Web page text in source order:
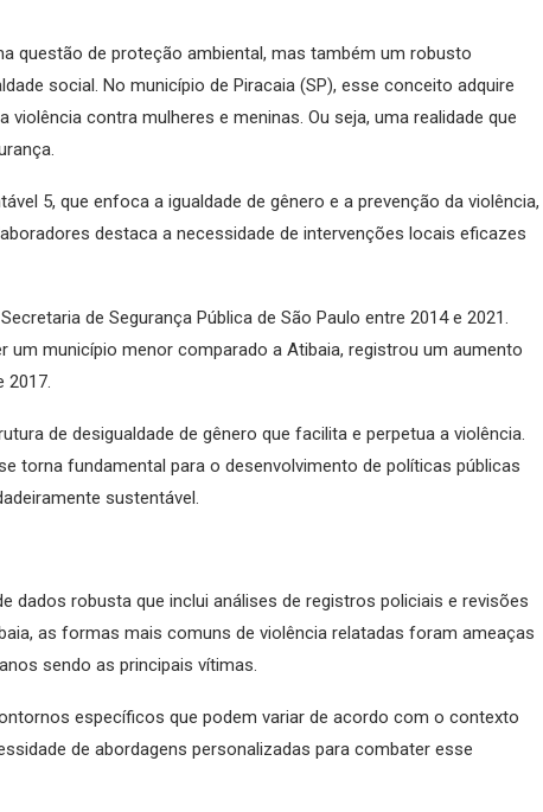
questão de proteção ambiental, mas também um robusto
social. No município de Piracaia (SP), esse conceito adquire
contra mulheres e meninas. Ou seja, uma realidade que
5, que enfoca a igualdade de gênero e a prevenção da violência,
destaca a necessidade de intervenções locais eficazes
de Segurança Pública de São Paulo entre 2014 e 2021.
um município menor comparado a Atibaia, registrou um aumento
2017.
de desigualdade de gênero que facilita e perpetua a violência.
torna fundamental para o desenvolvimento de políticas públicas
sustentável.
dados robusta que inclui análises de registros policiais e revisões
as formas mais comuns de violência relatadas foram ameaças
sendo as principais vítimas.
específicos que podem variar de acordo com o contexto
de abordagens personalizadas para combater esse